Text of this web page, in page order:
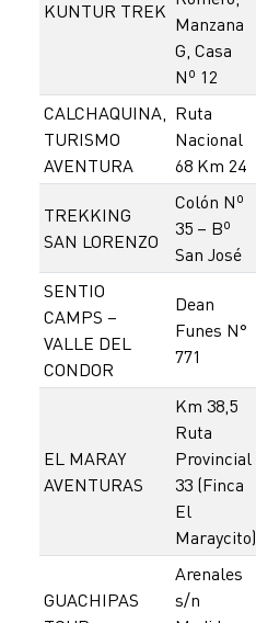
KUNTUR TREK
Manzana
G, Casa
Nº 12
CALCHAQUINA,
TURISMO
AVENTURA
Ruta
Nacional
68 Km 24
TREKKING
SAN LORENZO
Colón Nº
35 – Bº
San José
SENTIO
CAMPS –
VALLE DEL
CONDOR
Dean
Funes N°
771
EL MARAY
AVENTURAS
Km 38,5
Ruta
Provincial
33 (Finca
El
Maraycito)
GUACHIPAS
Arenales
s/n